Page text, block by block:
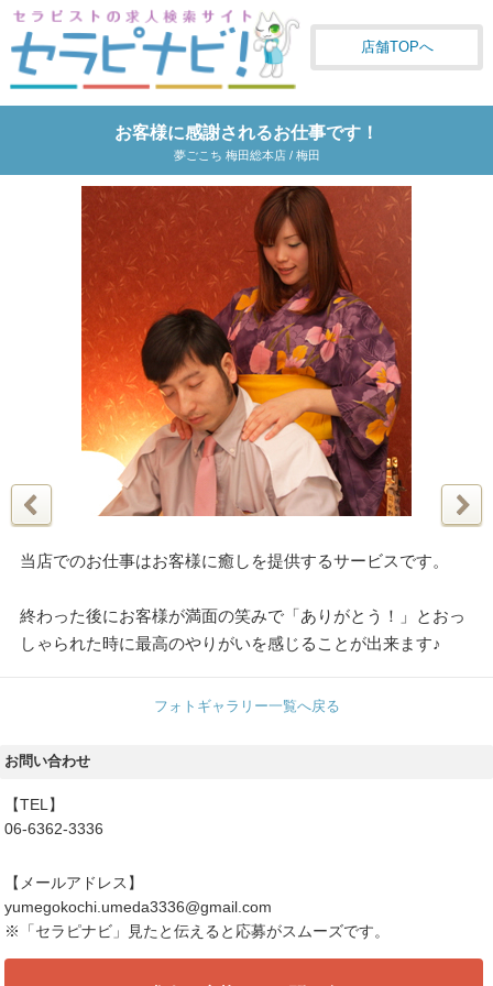
店舗TOPへ
お客様に感謝されるお仕事です！
夢ごこち 梅田総本店 / 梅田
当店でのお仕事はお客様に癒しを提供するサービスです。
終わった後にお客様が満面の笑みで「ありがとう！」とおっ
しゃられた時に最高のやりがいを感じることが出来ます♪
フォトギャラリー一覧へ戻る
お問い合わせ
【TEL】
06-6362-3336
【メールアドレス】
yumegokochi.umeda3336@gmail.com
※「セラピナビ」見たと伝えると応募がスムーズです。